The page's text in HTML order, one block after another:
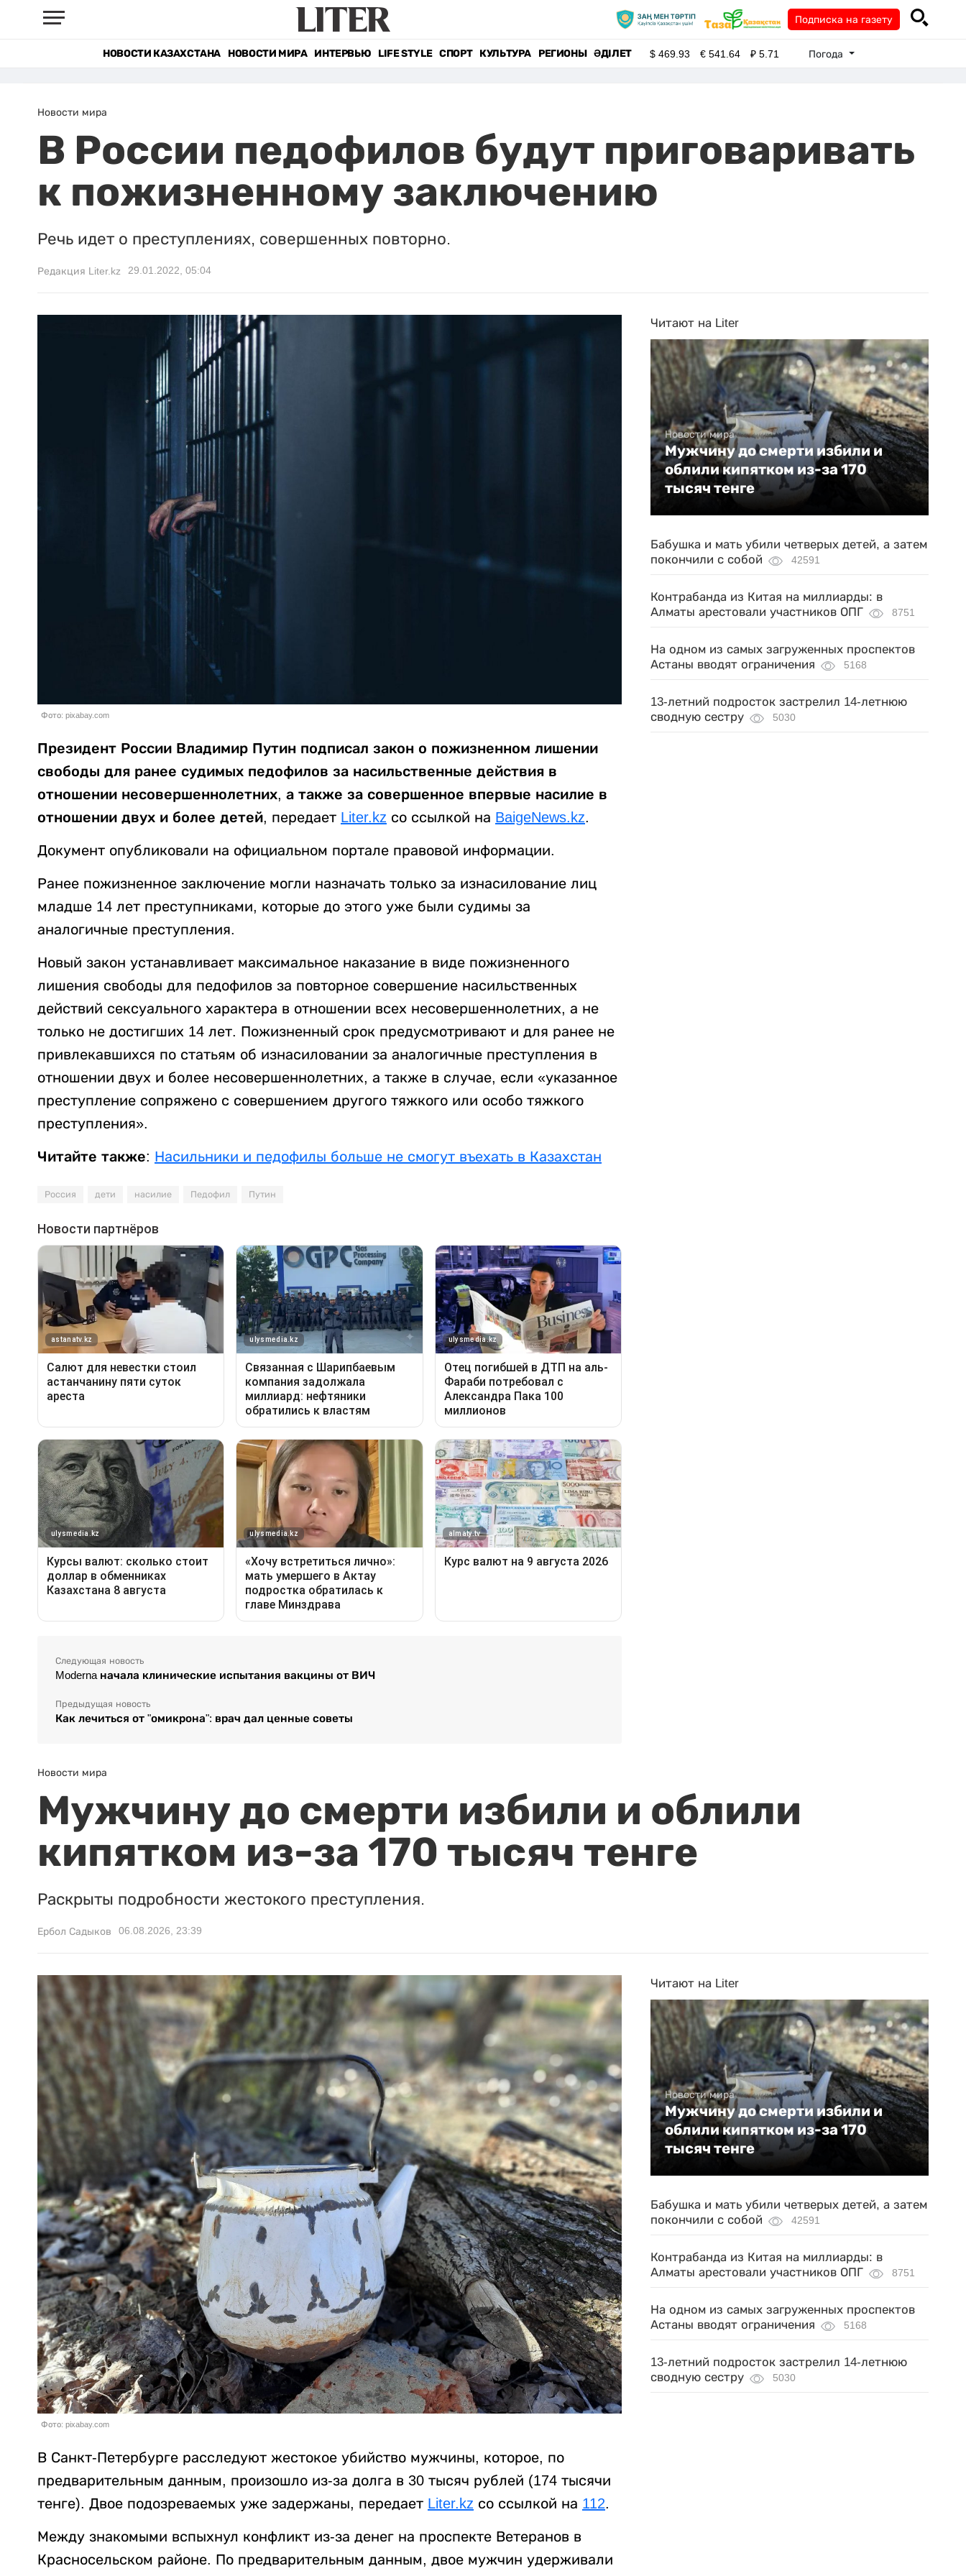
Подписка на газету
НОВОСТИ КАЗАХСТАНА НОВОСТИ МИРА ИНТЕРВЬЮ LIFE STYLE СПОРТ КУЛЬТУРА РЕГИОНЫ ӘДІЛЕТ $469.93 €541.64 ₽5.71 Погода
Новости мира
В России педофилов будут приговаривать
к пожизненному заключению
Речь идет о преступлениях, совершенных повторно.
Редакция Liter.kz 29.01.2022, 05:04
Фото: pixabay.com
Президент России Владимир Путин подписал закон о пожизненном лишении
свободы для ранее судимых педофилов за насильственные действия в
отношении несовершеннолетних, а также за совершенное впервые насилие в
отношении двух и более детей, передает Liter.kz со ссылкой на BaigeNews.kz.
Документ опубликовали на официальном портале правовой информации.
Ранее пожизненное заключение могли назначать только за изнасилование лиц
младше 14 лет преступниками, которые до этого уже были судимы за
аналогичные преступления.
Новый закон устанавливает максимальное наказание в виде пожизненного
лишения свободы для педофилов за повторное совершение насильственных
действий сексуального характера в отношении всех несовершеннолетних, а не
только не достигших 14 лет. Пожизненный срок предусмотривают и для ранее не
привлекавшихся по статьям об изнасиловании за аналогичные преступления в
отношении двух и более несовершеннолетних, а также в случае, если «указанное
преступление сопряжено с совершением другого тяжкого или особо тяжкого
преступления».
Читайте также: Насильники и педофилы больше не смогут въехать в Казахстан
Россия дети насилие Педофил Путин
Следующая новость
Moderna начала клинические испытания вакцины от ВИЧ
Предыдущая новость
Как лечиться от "омикрона": врач дал ценные советы
Читают на Liter
Новости мира
Мужчину до смерти избили и
облили кипятком из-за 170
тысяч тенге
Бабушка и мать убили четверых детей, а затем
покончили с собой
42591
Контрабанда из Китая на миллиарды: в
Алматы арестовали участников ОПГ
8751
На одном из самых загруженных проспектов
Астаны вводят ограничения
5168
13-летний подросток застрелил 14-летнюю
сводную сестру
5030
Новости мира
Мужчину до смерти избили и облили
кипятком из-за 170 тысяч тенге
Раскрыты подробности жестокого преступления.
Ербол Садыков 06.08.2026, 23:39
Фото: pixabay.com
В Санкт-Петербурге расследуют жестокое убийство мужчины, которое, по
предварительным данным, произошло из-за долга в 30 тысяч рублей (174 тысячи
тенге). Двое подозреваемых уже задержаны, передает Liter.kz со ссылкой на 112.
Между знакомыми вспыхнул конфликт из-за денег на проспекте Ветеранов в
Красносельском районе. По предварительным данным, двое мужчин удерживали
Читают на Liter
Новости мира
Мужчину до смерти избили и
облили кипятком из-за 170
тысяч тенге
Бабушка и мать убили четверых детей, а затем
покончили с собой
42591
Контрабанда из Китая на миллиарды: в
Алматы арестовали участников ОПГ
8751
На одном из самых загруженных проспектов
Астаны вводят ограничения
5168
13-летний подросток застрелил 14-летнюю
сводную сестру
5030